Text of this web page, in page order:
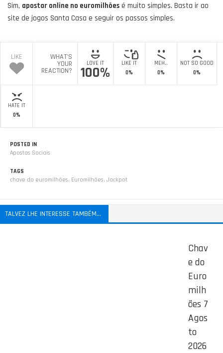
Sim, apostar online no euromilhões é muito simples. Basta ir ao
site de jogos Santa Casa e seguir os passos simples.
LIKE WHAT'S
YOUR
REACTION?
LOVE IT
100%
LIKE IT
0%
MEH..
0%
NOT SO GOOD
0%
HATE IT
0%
POSTED IN
Apostas Sociais
TAGS
chave do euromilhões, Euromilhões, Jackpot
TALVEZ LHE INTERESSE TAMBÉM...
Chav
e do
Euro
milh
ões 7
Agos
to
2026